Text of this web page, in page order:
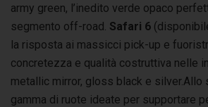
army green, l’inedito verde opaco
segmento off-road. Safari 6
la risposta ai massicci pick-up e
concretezza e qualità costruttiva nelle
metallic mirror, gloss black e silver.Allo
gamma di ruote ideate per supportare